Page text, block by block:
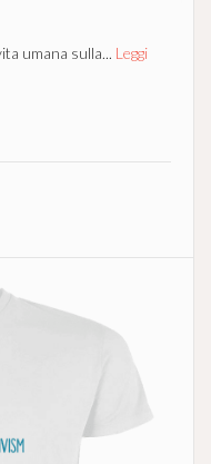
umana sulla... Leggi